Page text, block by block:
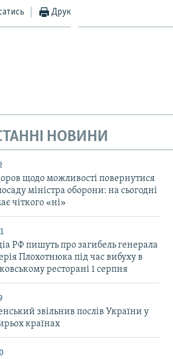
Друк
НОВИНИ
щодо можливості повернутися
міністра оборони: на сьогодні
чіткого «ні»
РФ пишуть про загибель генерала
Плохотнюка під час вибуху в
ресторані 1 серпня
звільнив послів України у
країнах